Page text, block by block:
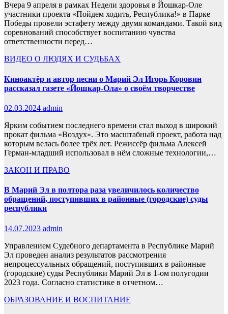
Вчера 9 апреля в рамках Недели здоровья в Йошкар-Оле
участники проекта «Пойдем ходить, Республика!» в Парке
Победы провели эстафету между двумя командами. Такой вид
соревнований способствует воспитанию чувства
ответственности перед…
ВИДЕО О ЛЮДЯХ И СУДЬБАХ
Киноактёр и автор песни о Марий Эл Игорь Коровин
рассказал газете «Йошкар-Ола» о своём творчестве
02.03.2024 admin
Ярким событием последнего времени стал выход в широкий
прокат фильма «Воздух». Это масштабный проект, работа над
которым велась более трёх лет. Режиссёр фильма Алексей
Герман-младший использовал в нём сложные технологии,…
ЗАКОН И ПРАВО
В Марий Эл в полтора раза увеличилось количество
обращений, поступивших в районные (городские) суды
республики
14.07.2023 admin
Управлением Судебного департамента в Республике Марий
Эл проведен анализ результатов рассмотрения
непроцессуальных обращений, поступивших в районные
(городские) суды Республики Марий Эл в 1-ом полугодии
2023 года. Согласно статистике в отчетном…
ОБРАЗОВАНИЕ И ВОСПИТАНИЕ